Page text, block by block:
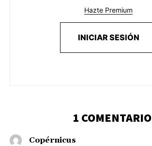
Hazte Premium
INICIAR SESIÓN
1 COMENTARIO
Copérnicus